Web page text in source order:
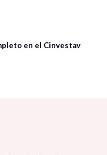
en el Cinvestav